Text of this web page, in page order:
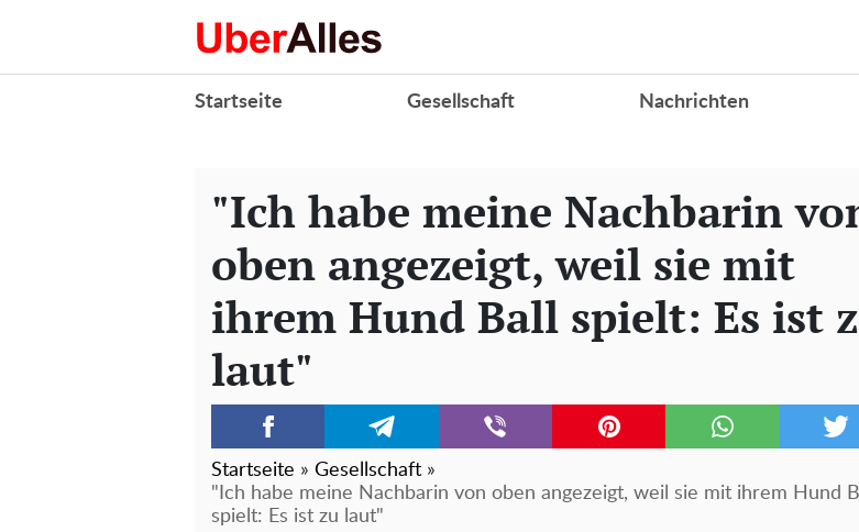
Startseite Gesellschaft Nachrichten
"Ich habe meine Nachbarin
oben angezeigt, weil sie mit
ihrem Hund Ball spielt: Es ist
laut"
Startseite » Gesellschaft »
"Ich habe meine Nachbarin von oben angezeigt, weil sie mit ihrem Hund
spielt: Es ist zu laut"